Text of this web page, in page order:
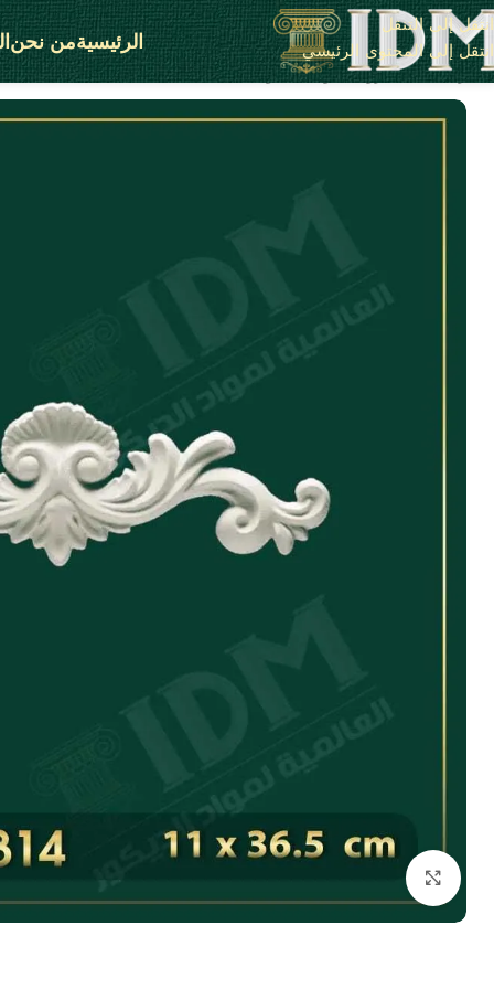
انتقل إلى التنقل
انتقل إلى المحتوى الرئيسي
الرئيسيةمن نحن
الرئيسية X - زوايا بانوهات فيوتك IDM-X314